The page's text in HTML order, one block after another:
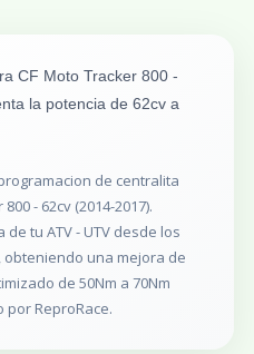
CF Moto Tracker 800 -
la potencia de 62cv a
de centralita
- 62cv (2014-2017).
tu ATV - UTV desde los
obteniendo una mejora de
de 50Nm a 70Nm
por ReproRace.